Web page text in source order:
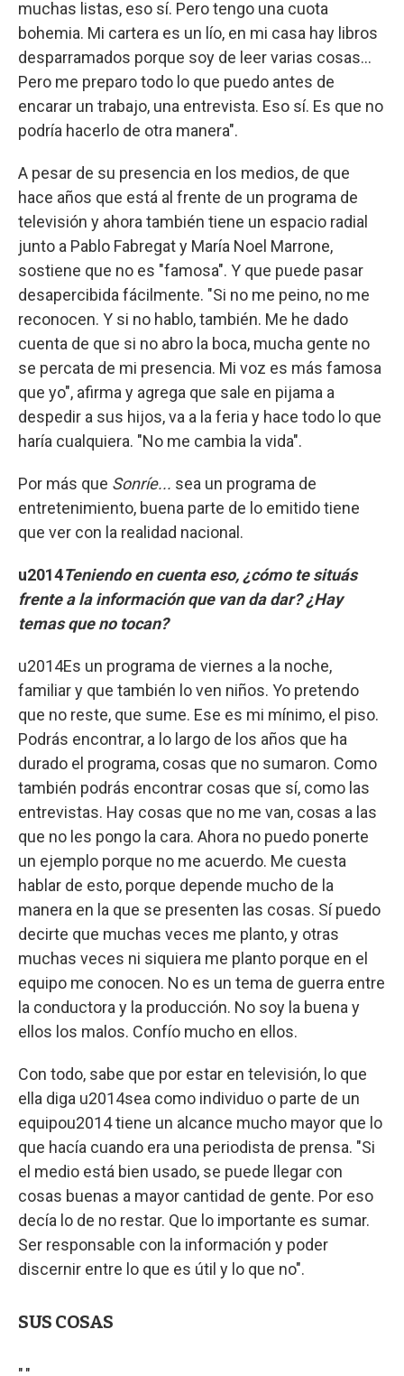
muchas listas, eso sí. Pero tengo una cuota
bohemia. Mi cartera es un lío, en mi casa hay libros
desparramados porque soy de leer varias cosas...
Pero me preparo todo lo que puedo antes de
encarar un trabajo, una entrevista. Eso sí. Es que no
podría hacerlo de otra manera".
A pesar de su presencia en los medios, de que
hace años que está al frente de un programa de
televisión y ahora también tiene un espacio radial
junto a Pablo Fabregat y María Noel Marrone,
sostiene que no es "famosa". Y que puede pasar
desapercibida fácilmente. "Si no me peino, no me
reconocen. Y si no hablo, también. Me he dado
cuenta de que si no abro la boca, mucha gente no
se percata de mi presencia. Mi voz es más famosa
que yo", afirma y agrega que sale en pijama a
despedir a sus hijos, va a la feria y hace todo lo que
haría cualquiera. "No me cambia la vida".
Por más que Sonríe... sea un programa de
entretenimiento, buena parte de lo emitido tiene
que ver con la realidad nacional.
u2014Teniendo en cuenta eso, ¿cómo te situás
frente a la información que van da dar? ¿Hay
temas que no tocan?
u2014Es un programa de viernes a la noche,
familiar y que también lo ven niños. Yo pretendo
que no reste, que sume. Ese es mi mínimo, el piso.
Podrás encontrar, a lo largo de los años que ha
durado el programa, cosas que no sumaron. Como
también podrás encontrar cosas que sí, como las
entrevistas. Hay cosas que no me van, cosas a las
que no les pongo la cara. Ahora no puedo ponerte
un ejemplo porque no me acuerdo. Me cuesta
hablar de esto, porque depende mucho de la
manera en la que se presenten las cosas. Sí puedo
decirte que muchas veces me planto, y otras
muchas veces ni siquiera me planto porque en el
equipo me conocen. No es un tema de guerra entre
la conductora y la producción. No soy la buena y
ellos los malos. Confío mucho en ellos.
Con todo, sabe que por estar en televisión, lo que
ella diga u2014sea como individuo o parte de un
equipou2014 tiene un alcance mucho mayor que lo
que hacía cuando era una periodista de prensa. "Si
el medio está bien usado, se puede llegar con
cosas buenas a mayor cantidad de gente. Por eso
decía lo de no restar. Que lo importante es sumar.
Ser responsable con la información y poder
discernir entre lo que es útil y lo que no".
SUS COSAS